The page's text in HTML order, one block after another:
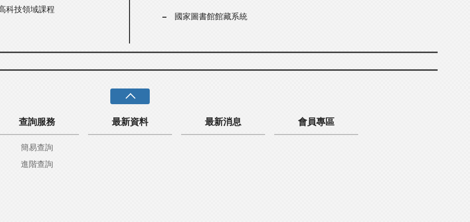
科技領域課程
國家圖書館館藏系統
查詢服務
簡易查詢
進階查詢
最新資料 最新消息 會員專區